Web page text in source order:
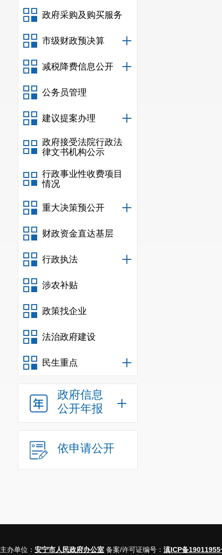
政府采购及购买服务
市级财政预决算
减税降费信息公开
公务员管理
建议提案办理
政府接受法院行政法
律文书机构公示
行政事业性收费项目
情况
重大决策预公开
财政资金直达基层
行政执法
涉农补贴
政策找企业
法治政府建设
民生重点
政府信息
公开年报
依申请公开
主办单位： 安宁市人民政府办公室 备案/许可证编号： 滇ICP备